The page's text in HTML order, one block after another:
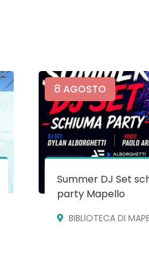
8 AGOSTO
Summer DJ Set
party Mapello
BIBLIOTECA DI